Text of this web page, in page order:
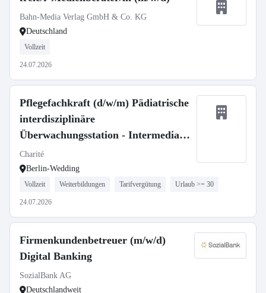
Bahn-Media Verlag GmbH & Co. KG
Deutschland
Vollzeit
24.07.2026
Pflegefachkraft (d/w/m) Pädiatrische
interdisziplinäre
Überwachungsstation - Intermediate
Care
Charité
Berlin-Wedding
Vollzeit Weiterbildungen Tarifvergütung Urlaub >= 30
24.07.2026
Firmenkundenbetreuer (m/w/d)
Digital Banking
SozialBank AG
Deutschlandweit